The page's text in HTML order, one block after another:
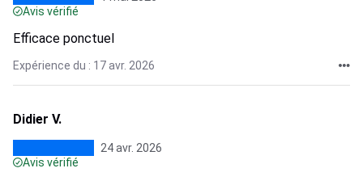
Avis vérifié
Efficace ponctuel
Expérience du : 17 avr. 2026
Didier V.
24 avr. 2026
Avis vérifié